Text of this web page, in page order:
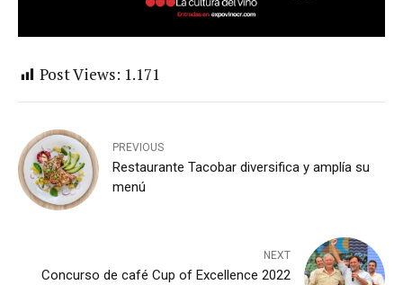
Post Views: 1.171
PREVIOUS
Restaurante Tacobar diversifica y amplía su
menú
NEXT
Concurso de café Cup of Excellence 2022